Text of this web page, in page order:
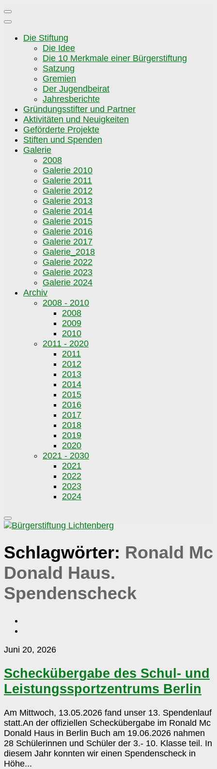
Zum
Inhalt
Die Stiftung
Die Idee
Die 10 Merkmale einer Bürgerstiftung
Satzung
Gremien
Der Jugendbeirat
Jahresberichte
Gründungsstifter und Partner
Aktivitäten und Neuigkeiten
Geförderte Projekte
Stiften und Spenden
Galerie
2008
Galerie 2010
Galerie 2011
Galerie 2012
Galerie 2013
Galerie 2014
Galerie 2015
Galerie 2016
Galerie 2017
Galerie_2018
Galerie 2022
Galerie 2023
Galerie 2024
Archiv
2008 - 2010
2008
2009
2010
2011 - 2020
2011
2012
2013
2014
2015
2016
2017
2018
2019
2020
2021 - 2030
2021
2022
2023
2024
Schlagwörter: Ronald Mc
Donald Haus.
Spendenscheck
Scheckübergabe
Schul-
und
Leistungssportzentrums
Juni 20, 2026
Scheckübergabe des Schul- und
Leistungssportzentrums Berlin
Am Mittwoch, 13.05.2026 fand unser 13. Spendenlauf
statt.An der offiziellen Scheckübergabe im Ronald Mc
Donald Haus in Berlin Buch am 19.06.2026 nahmen
28 Schülerinnen und Schüler der 3.- 10. Klasse teil. In
diesem Jahr konnten wir einen Spendenscheck in
Höhe...